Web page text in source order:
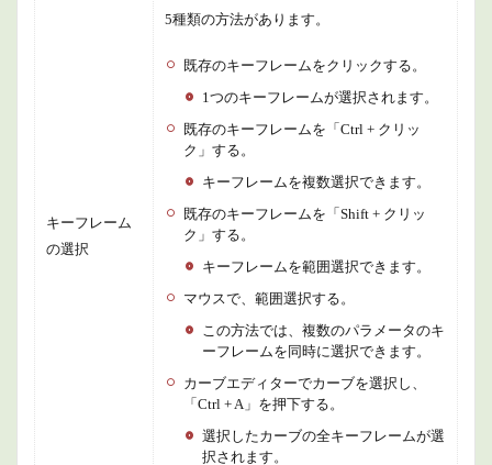
キーフレーム
の選択
5種類の方法があります。
既存のキーフレームをクリックする。
1つのキーフレームが選択されます。
既存のキーフレームを「Ctrl + クリッ
ク」する。
キーフレームを複数選択できます。
既存のキーフレームを「Shift + クリッ
ク」する。
キーフレームを範囲選択できます。
マウスで、範囲選択する。
この方法では、複数のパラメータのキ
ーフレームを同時に選択できます。
カーブエディターでカーブを選択し、
「Ctrl + A」を押下する。
選択したカーブの全キーフレームが選
択されます。